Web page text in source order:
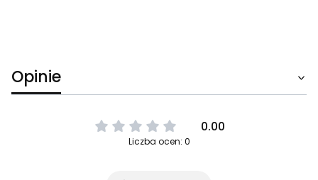
Opinie
0.00
Liczba ocen: 0